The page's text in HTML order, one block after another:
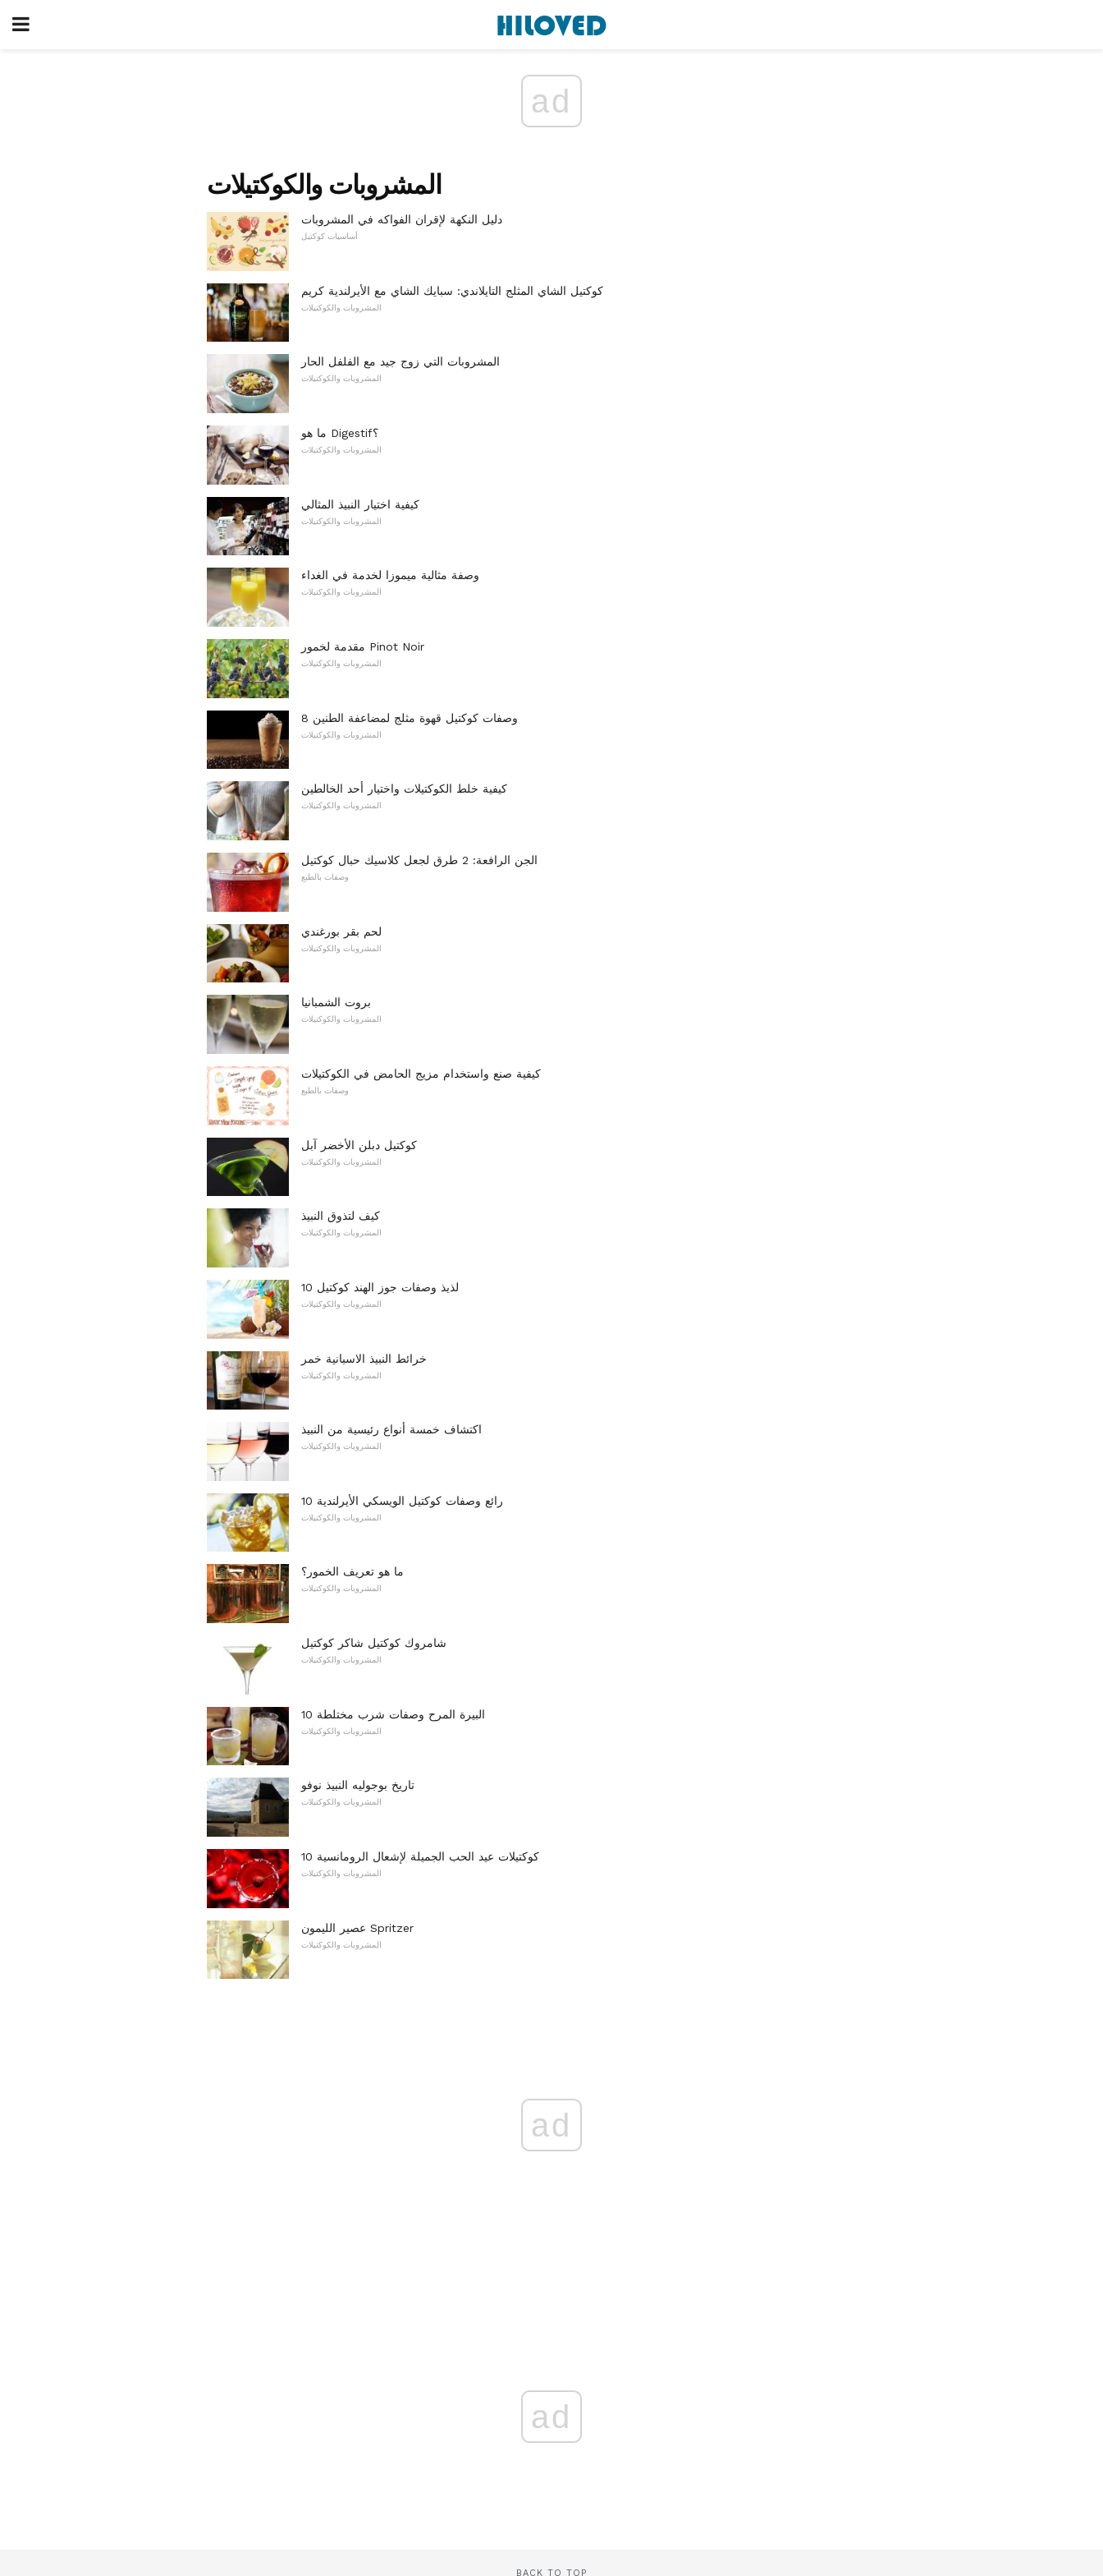
ad
المشروبات والكوكتيلات
دليل النكهة لإقران الفواكه في المشروبات
أساسيات كوكتيل
كوكتيل الشاي المثلج التايلاندي: سبايك الشاي مع الأيرلندية كريم
المشروبات والكوكتيلات
المشروبات التي زوج جيد مع الفلفل الحار
المشروبات والكوكتيلات
ما هو Digestif؟
المشروبات والكوكتيلات
كيفية اختيار النبيذ المثالي
المشروبات والكوكتيلات
وصفة مثالية ميموزا لخدمة في الغداء
المشروبات والكوكتيلات
مقدمة لخمور Pinot Noir
المشروبات والكوكتيلات
8 وصفات كوكتيل قهوة مثلج لمضاعفة الطنين
المشروبات والكوكتيلات
كيفية خلط الكوكتيلات واختيار أحد الخالطين
المشروبات والكوكتيلات
الجن الرافعة: 2 طرق لجعل كلاسيك حبال كوكتيل
وصفات بالطبع
لحم بقر بورغندي
المشروبات والكوكتيلات
بروت الشمبانيا
المشروبات والكوكتيلات
كيفية صنع واستخدام مزيج الحامض في الكوكتيلات
وصفات بالطبع
كوكتيل دبلن الأخضر آبل
المشروبات والكوكتيلات
كيف لتذوق النبيذ
المشروبات والكوكتيلات
10 لذيذ وصفات جوز الهند كوكتيل
المشروبات والكوكتيلات
خرائط النبيذ الاسبانية خمر
المشروبات والكوكتيلات
اكتشاف خمسة أنواع رئيسية من النبيذ
المشروبات والكوكتيلات
10 رائع وصفات كوكتيل الويسكي الأيرلندية
المشروبات والكوكتيلات
ما هو تعريف الخمور؟
المشروبات والكوكتيلات
شامروك كوكتيل شاكر كوكتيل
المشروبات والكوكتيلات
10 البيرة المرح وصفات شرب مختلطة
المشروبات والكوكتيلات
تاريخ بوجوليه النبيذ نوفو
المشروبات والكوكتيلات
10 كوكتيلات عيد الحب الجميلة لإشعال الرومانسية
المشروبات والكوكتيلات
عصير الليمون Spritzer
المشروبات والكوكتيلات
ad
ad
BACK TO TOP